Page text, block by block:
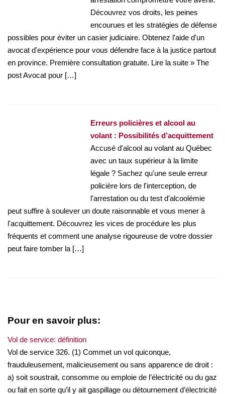
Découvrez vos droits, les peines
encourues et les stratégies de défense
possibles pour éviter un casier judiciaire. Obtenez l'aide d'un
avocat d'expérience pour vous défendre face à la justice partout
en province. Première consultation gratuite. Lire la suite » The
post Avocat pour […]
Erreurs policières et alcool au
volant : Possibilités d’acquittement
Accusé d'alcool au volant au Québec
avec un taux supérieur à la limite
légale ? Sachez qu'une seule erreur
policière lors de l'interception, de
l'arrestation ou du test d'alcoolémie
peut suffire à soulever un doute raisonnable et vous mener à
l'acquittement. Découvrez les vices de procédure les plus
fréquents et comment une analyse rigoureuse de votre dossier
peut faire tomber la […]
Pour en savoir plus:
Vol de service: définition
Vol de service 326. (1) Commet un vol quiconque,
frauduleusement, malicieusement ou sans apparence de droit :
a) soit soustrait, consomme ou emploie de l’électricité ou du gaz
ou fait en sorte qu’il y ait gaspillage ou détournement d’électricité